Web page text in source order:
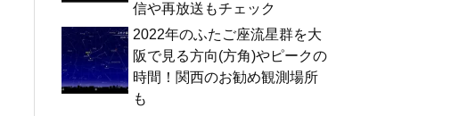
信や再放送もチェック
2022年のふたご座流星群を大
阪で見る方向(方角)やピークの
時間！関西のお勧め観測場所
も